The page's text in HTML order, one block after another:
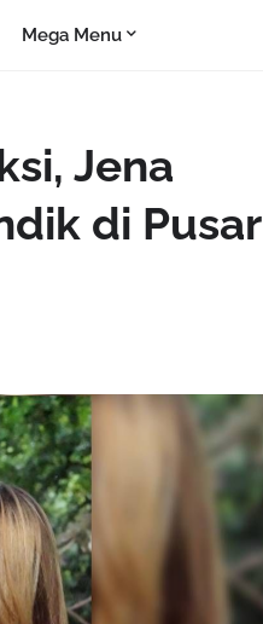
Mega Menu
Jena
di Pusar